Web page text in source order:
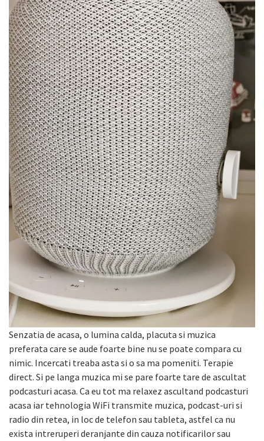
Senzatia de acasa, o lumina calda, placuta si muzica
preferata care se aude foarte bine nu se poate compara cu
nimic. Incercati treaba asta si o sa ma pomeniti. Terapie
direct. Si pe langa muzica mi se pare foarte tare de ascultat
podcasturi acasa. Ca eu tot ma relaxez ascultand podcasturi
acasa iar tehnologia WiFi transmite muzica, podcast-uri si
radio din retea, in loc de telefon sau tableta, astfel ca nu
exista intreruperi deranjante din cauza notificarilor sau